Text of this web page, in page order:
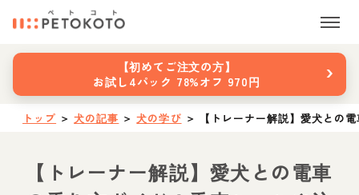
【初めてご注文の方】
お試し4パック 78%オフ 970円
›
トップ ＞ 犬の記事 ＞ 犬の学び ＞ 【トレーナー解説】愛犬との
【トレーナー解説】愛犬との電車